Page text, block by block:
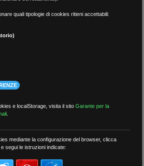
quali tipologie di cookies ritieni accettabili:
e localStorage, visita il sitoGarante per la
mediante la configurazione del browser, clicca
segui le istruzioni indicate: